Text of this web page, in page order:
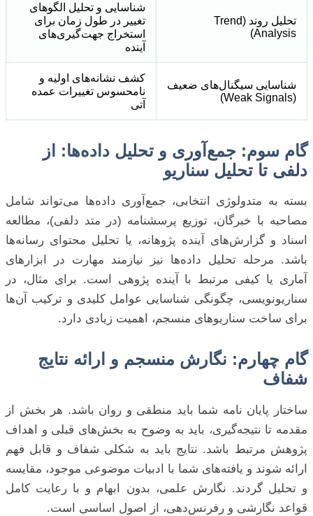
تحلیل روند (Trend
Analysis)
شناسایی و تحلیل الگوهای
تغییر در طول زمان برای
استخراج جهت‌گیری‌های
آینده
شناسایی سیگنال‌های ضعیف
(Weak Signals)
کشف نشانه‌های اولیه و
نامحسوس تغییرات عمده
آتی
گام سوم: جمع‌آوری و تحلیل داده‌ها: از
دلفی تا تحلیل سناریو
بسته به متدولوژی انتخابی، جمع‌آوری داده‌ها می‌تواند شامل
مصاحبه با خبرگان، توزیع پرسشنامه (در متد دلفی)، مطالعه
اسناد و گزارش‌های آینده پژوهانه، یا تحلیل محتوای رسانه‌ها
باشد. مرحله تحلیل داده‌ها نیز نیازمند مهارت در ابزارهای
آماری یا کیفی مرتبط با آینده پژوهی است. برای مثال، در
سناریونویسی، چگونگی شناسایی عوامل کلیدی و ترکیب آن‌ها
برای ساخت سناریوهای منسجم، اهمیت زیادی دارد.
گام چهارم: نگارش منسجم و ارائه نتایج
شفاف
ساختار پایان نامه شما باید منطقی و روان باشد. هر بخش از
مقدمه تا نتیجه‌گیری، باید به وضوح به بخش‌های قبلی و اهداف
پژوهش مرتبط باشد. نتایج باید به شکلی شفاف و قابل فهم
ارائه شوند و یافته‌های شما با ادبیات موضوعی موجود، مقایسه
و تحلیل گردند. نگارش علمی، بدون ابهام و با رعایت کامل
قواعد نگارشی و رفرنس‌دهی، از اصول اساسی است.